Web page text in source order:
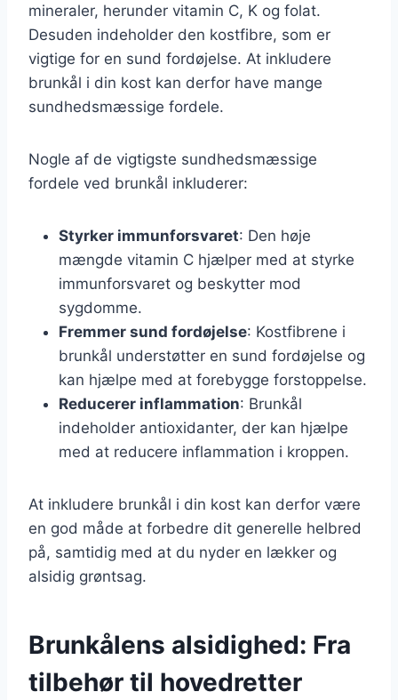
mineraler, herunder vitamin C, K og folat.
Desuden indeholder den kostfibre, som er
vigtige for en sund fordøjelse. At inkludere
brunkål i din kost kan derfor have mange
sundhedsmæssige fordele.
Nogle af de vigtigste sundhedsmæssige
fordele ved brunkål inkluderer:
Styrker immunforsvaret: Den høje
mængde vitamin C hjælper med at styrke
immunforsvaret og beskytter mod
sygdomme.
Fremmer sund fordøjelse: Kostfibrene i
brunkål understøtter en sund fordøjelse og
kan hjælpe med at forebygge forstoppelse.
Reducerer inflammation: Brunkål
indeholder antioxidanter, der kan hjælpe
med at reducere inflammation i kroppen.
At inkludere brunkål i din kost kan derfor være
en god måde at forbedre dit generelle helbred
på, samtidig med at du nyder en lækker og
alsidig grøntsag.
Brunkålens alsidighed: Fra
tilbehør til hovedretter